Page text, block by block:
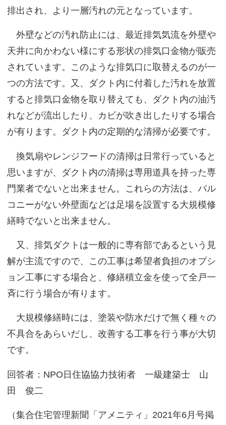
排出され、より一層汚れの元となっています。
外壁などの汚れ防止には、最近排気気流を外壁や
天井に向かわない様にする形状の排気口金物が販売
されています。このような排気口に取替えるのが一
つの方法です。又、ダクト内に付着した汚れを放置
すると排気口金物を取り替えても、ダクト内の油汚
れなどが流出したり、カビが吹き出したりする場合
が有ります。ダクト内の定期的な清掃が必要です。
換気扇やレンジフードの清掃は日常行っていると
思いますが、ダクト内の清掃は専用道具を持った専
門業者でないと出来ません。これらの方法は、バル
コニーがない外壁面などは足場を設置する大規模修
繕時でないと出来ません。
又、排気ダクトは一般的に専有部であるという見
解が主流ですので、この工事は希望者負担のオプシ
ョン工事にする場合と、修繕積立金を使って全戸一
斉に行う場合が有ります。
大規模修繕時には、塗装や防水だけで無く種々の
不具合をあらいだし、改善する工事を行う事が大切
です。
回答者：NPO日住協協力技術者 一級建築士 山
田 俊二
（集合住宅管理新聞「アメニティ」2021年6月号掲